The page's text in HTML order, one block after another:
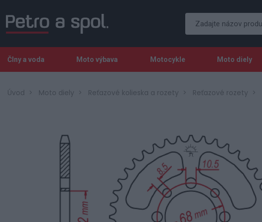
Člny a voda Moto výbava Motocykle Moto diely
Úvod Moto diely Reťazové kolieska a rozety Reťazové rozety